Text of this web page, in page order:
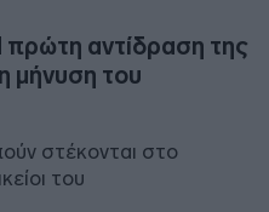
αντίδραση της
μήνυση του
στέκονται στο
του